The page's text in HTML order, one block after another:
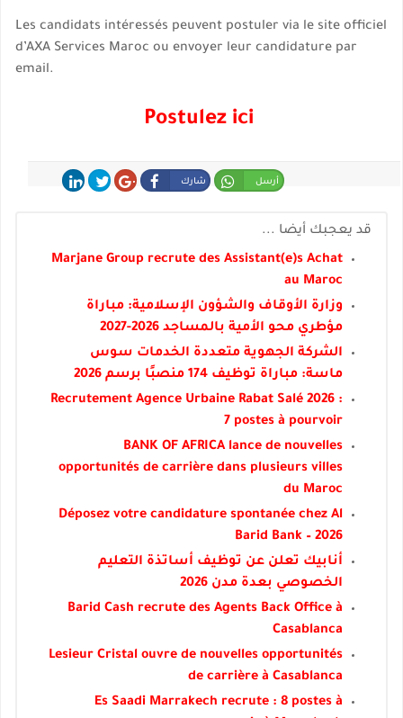
Les candidats intéressés peuvent postuler via le site officiel
d’AXA Services Maroc ou envoyer leur candidature par
email.
Postulez ici
شارك أرسل
قد يعجبك أيضا ...
Marjane Group recrute des Assistant(e)s Achat
au Maroc
وزارة الأوقاف والشؤون الإسلامية: مباراة
مؤطري محو الأمية بالمساجد 2026-2027
الشركة الجهوية متعددة الخدمات سوس
ماسة: مباراة توظيف 174 منصبًا برسم 2026
Recrutement Agence Urbaine Rabat Salé 2026 :
7 postes à pourvoir
BANK OF AFRICA lance de nouvelles
opportunités de carrière dans plusieurs villes
du Maroc
Déposez votre candidature spontanée chez Al
Barid Bank – 2026
أنابيك تعلن عن توظيف أساتذة التعليم
الخصوصي بعدة مدن 2026
Barid Cash recrute des Agents Back Office à
Casablanca
Lesieur Cristal ouvre de nouvelles opportunités
de carrière à Casablanca
Es Saadi Marrakech recrute : 8 postes à